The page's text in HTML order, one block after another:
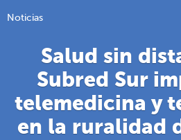
Noticias
Salud sin
Subred Sur
telemedicina y
en la ruralidad